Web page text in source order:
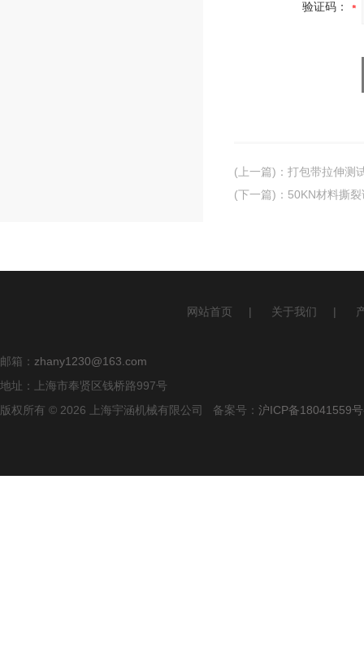
验证码：
(上一篇) ： 打包带拉伸测
(下一篇) ： 50KN材料撕
网站首页 | 关于我们 |
邮箱： zhany1230@163.com
地址：上海市奉贤区钱桥路997号
版权所有 © 2026 上海宇涵机械有限公司 备案号： 沪ICP备18041559